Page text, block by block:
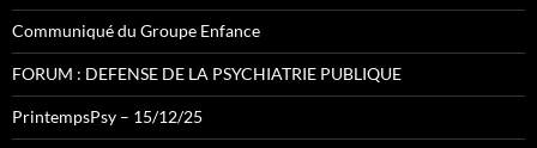
Communiqué du Groupe Enfance
FORUM : DEFENSE DE LA PSYCHIATRIE PUBLIQUE
PrintempsPsy – 15/12/25